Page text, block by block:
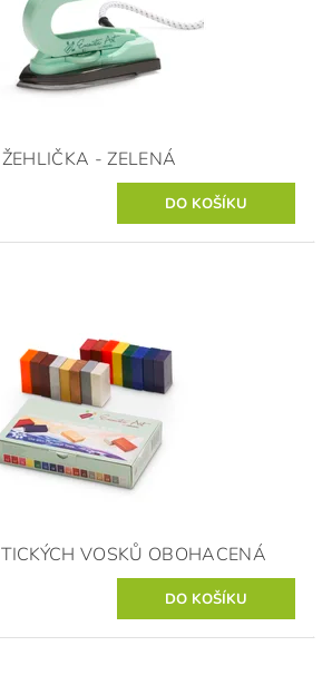
- ZELENÁ
VOSKŮ OBOHACENÁ